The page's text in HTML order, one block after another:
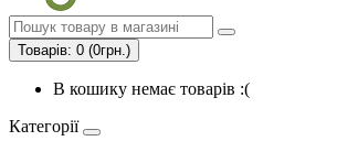
Товарів: 0 (0грн.)
В кошику немає товарів :(
Категорії